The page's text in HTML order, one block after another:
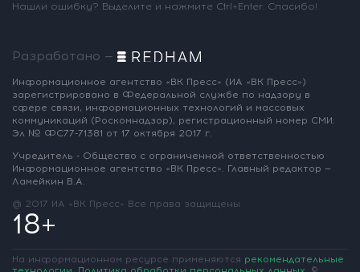
Нашли ошибку? Выделите и нажмите Ctrl+Enter. Спасибо!
Разработано —
Информационное агентство «ВК Пресс» (ИА «ВК Пресс»)
зарегистрировано в Федеральной службе по надзору в
сфере связи, информационных технологий и массовых
коммуникаций (Роскомнадзор), регистрационный номер СМИ:
Эл № ФС77-71381 от 17 октября 2017 г.
Учредитель - Общество с ограниченной ответственностью
Информационное агентство «ВК Пресс». Главный редактор —
Ламейкин В.А.
@ 2017 ИА «ВК Пресс» Все права защищены
18+
На информационном ресурсе применяются рекомендательные